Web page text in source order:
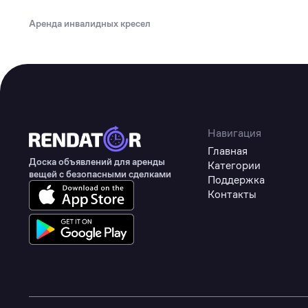
Товары для животных
Здоровье
Цифровые товары
Аренда инвалидных кресел
Доска объявлений для аренды
вещей с безопасными сделками
Навигация
Главная
Категории
Поддержка
Контакты